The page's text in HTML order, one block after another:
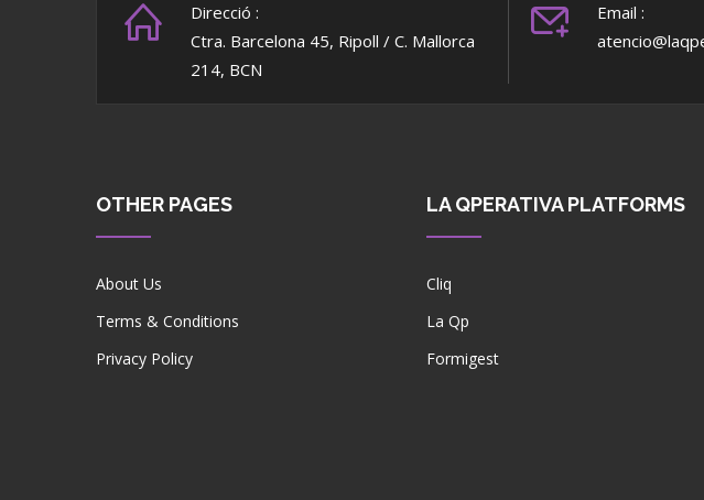
Direcció :
Ctra. Barcelona 45, Ripoll / C. Mallorca
214, BCN
Email :
OTHER PAGES
About Us
Terms & Conditions
Privacy Policy
LA QPERATIVA PLATFORMS
Cliq
La Qp
Formigest